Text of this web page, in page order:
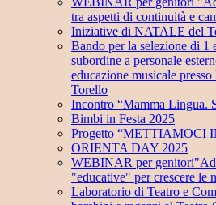
tra aspetti di continuità e
Iniziative di NATALE del
Bando per la selezione di 1
subordine a personale
educazione musicale
Torello
Incontro “Mamma Lingua.
Bimbi in Festa 2025
Progetto “METTIAMOCI
ORIENTA DAY 2025
WEBINAR per
"educative" per crescere le
Laboratorio di Teatro e